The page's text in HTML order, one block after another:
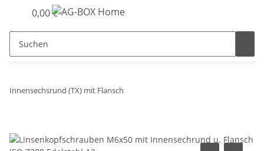
0,00 €
Innensechsrund (TX) mit Flansch